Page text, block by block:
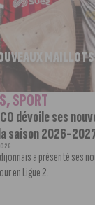
,SPORT
dévoile ses
saison 2026-
a présenté ses
en Ligue 2....